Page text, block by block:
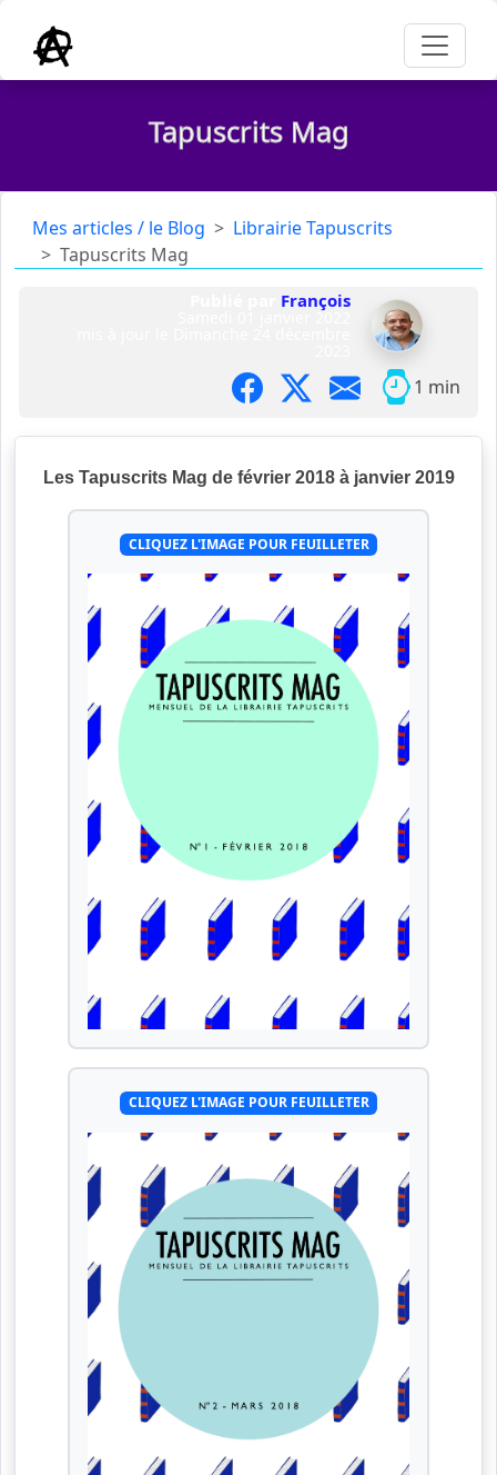
Tapuscrits Mag
Mes articles / le Blog
Librairie Tapuscrits
Tapuscrits Mag
François
Samedi 01 janvier 2022
1 min
Les Tapuscrits Mag de février 2018 à janvier 2019
CLIQUEZ L'IMAGE POUR FEUILLETER
CLIQUEZ L'IMAGE POUR FEUILLETER